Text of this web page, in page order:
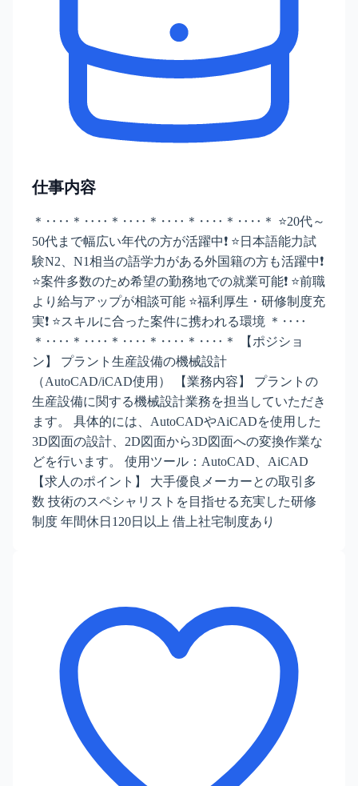
仕事内容
＊‥‥＊‥‥＊‥‥＊‥‥＊‥‥＊‥‥＊ ⭐20代～
50代まで幅広い年代の方が活躍中❗ ⭐日本語能力試
験N2、N1相当の語学力がある外国籍の方も活躍中❗
⭐案件多数のため希望の勤務地での就業可能❗ ⭐前職
より給与アップが相談可能 ⭐福利厚生・研修制度充
実❗ ⭐スキルに合った案件に携われる環境 ＊‥‥
＊‥‥＊‥‥＊‥‥＊‥‥＊‥‥＊ 【ポジショ
ン】 プラント生産設備の機械設計
（AutoCAD/iCAD使用） 【業務内容】 プラントの
生産設備に関する機械設計業務を担当していただき
ます。 具体的には、AutoCADやAiCADを使用した
3D図面の設計、2D図面から3D図面への変換作業な
どを行います。 使用ツール：AutoCAD、AiCAD
【求人のポイント】 大手優良メーカーとの取引多
数 技術のスペシャリストを目指せる充実した研修
制度 年間休日120日以上 借上社宅制度あり